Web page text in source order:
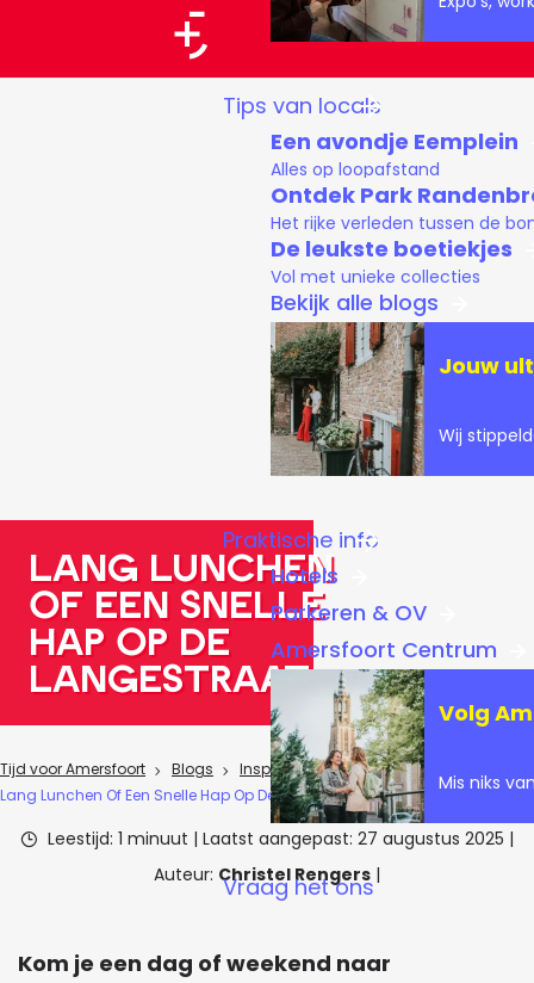
G
p
a
g
e
r
Tips van locals
Een avondje Eemplein
Alles op loopafstand
Ontdek Park
Het rijke verleden tussen de
De leukste boetiekjes
Vol met unieke collecties
Bekijk alle blogs
Jouw
Wij
Praktische info
Hotels
Parkeren & OV
Amersfoort Centrum
Volg
Mis niks
Vraag het ons
Lang Lunchen
Of Een Snelle
Hap Op De
Langestraat
Tijd voor Amersfoort Blogs
Inspiratie & tips
Lang Lunchen Of Een Snelle Hap Op De Langestraat
Leestijd: 1 minuut | Laatst aangepast: 27 augustus 2025 |
Auteur: Christel Rengers |
Kom je een dag of weekend naar